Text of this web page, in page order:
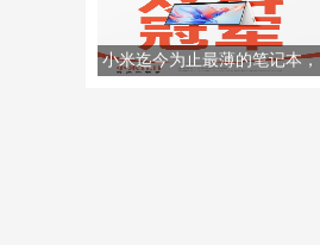
小米迄今为止最薄的笔记本，